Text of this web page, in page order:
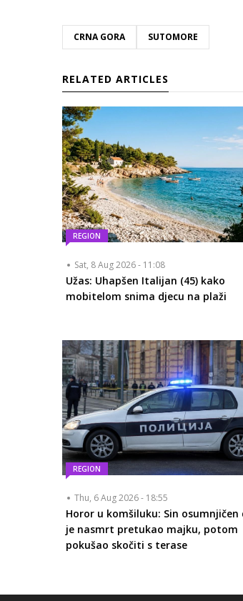
CRNA GORA SUTOMORE
RELATED ARTICLES
REGION
Sat, 8 Aug 2026 - 11:08
Užas: Uhapšen Italijan (45) kako
mobitelom snima djecu na plaži
REGION
Thu, 6 Aug 2026 - 18:55
Horor u komšiluku: Sin osumnjičen
je nasmrt pretukao majku, potom
pokušao skočiti s terase